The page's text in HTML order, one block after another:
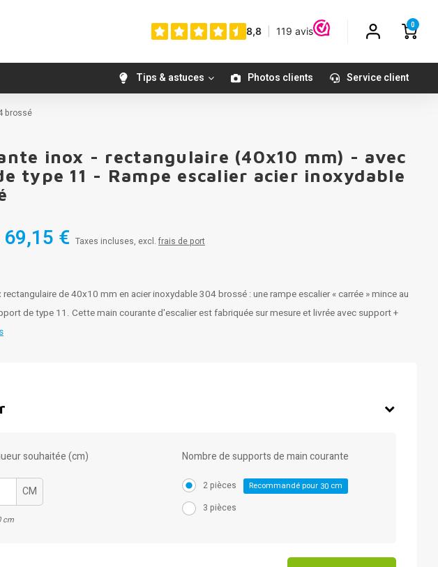
0
Tips & astuces Photos clients Service client
brossé
inox - rectangulaire (40x10 mm) - avec
type 11 - Rampe escalier acier inoxydable
69,15 € Taxes incluses, excl. frais de port
de 40x10 mm en acier inoxydable 304 brossé : une rampe escalier « carrée » mince au
de type 11. Cette main courante d'escalier est fabriquée sur mesure et livrée avec support +
souhaitée (cm)
CM
cm
Nombre de supports de main courante
2 pièces Recommandé pour 30 cm
3 pièces